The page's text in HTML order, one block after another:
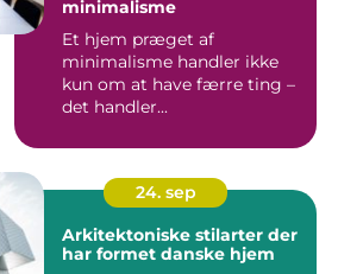
minimalisme
Et hjem præget af
minimalisme handler ikke
kun om at have færre ting –
det handler...
24. sep
Arkitektoniske stilarter der
har formet danske hjem